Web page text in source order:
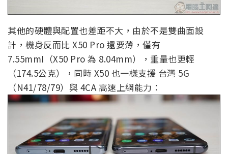
其他的硬體與配置也差距不大，由於不是雙曲面設
計，機身反而比 X50 Pro 還要薄，僅有
7.55mmI（X50 Pro 為 8.04mm），重量也更輕
（174.5公克），同時 X50 也一樣支援 台灣 5G
（N41/78/79）與 4CA 高速上網能力：